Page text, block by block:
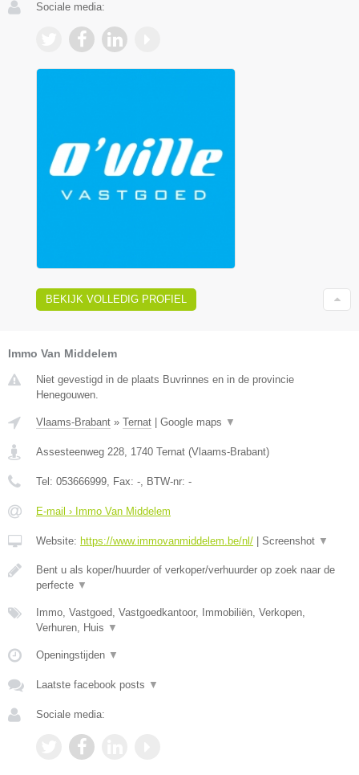
Sociale media:
BEKIJK VOLLEDIG PROFIEL
Immo Van Middelem
Niet gevestigd in de plaats Buvrinnes en in de provincie
Henegouwen.
Vlaams-Brabant » Ternat Google maps ▼
Assesteenweg 228 1740 Ternat (Vlaams-Brabant)
Tel: 053666999 , Fax: - , BTW-nr: -
E-mail › Immo Van Middelem
Website: https://www.immovanmiddelem.be/nl/ Screenshot ▼
Bent u als koper/huurder of verkoper/verhuurder op zoek naar de
perfecte ▼
Immo, Vastgoed, Vastgoedkantoor, Immobiliën, Verkopen,
Verhuren, Huis ▼
Openingstijden ▼
Laatste facebook posts ▼
Sociale media: